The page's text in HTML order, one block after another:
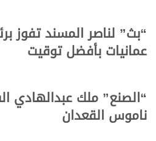
“بث” لناصر المسند تفوز
عمانيات بأفضل توقيت
“الصنع” ملك عبدالهادي
ناموس القعدان